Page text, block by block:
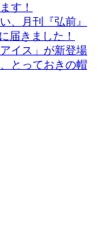
す！
、月刊『弘前』
届きました！
イス」が新登場
とっておきの帽